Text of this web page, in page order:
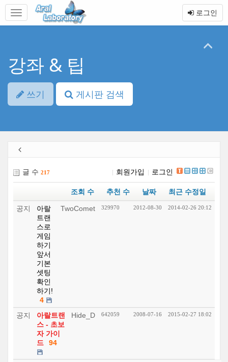
본
바
메
토
로그인
강좌 & 팁
쓰기 게시판 검색
글 수 217 회원가입 로그인
조회 수 추천 수 날짜 최근 수정일
공지
아랄
트랜
스로
게임
하기
앞서
기본
셋팅
확인
하기!
4
TwoComet 329970 2012-08-30 2014-02-26 20:12
공지
아랄트랜
스 - 초보
자 가이
드
94
Hide_D 642059 2008-07-16 2015-02-27 18:02